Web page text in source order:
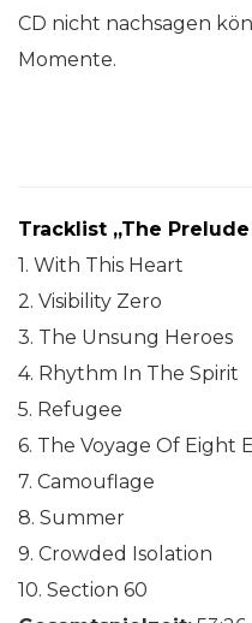
CD nicht nachsagen
Momente.
Tracklist „The
1. With This Heart
2. Visibility Zero
3. The Unsung Heroes
4. Rhythm In The Spirit
5. Refugee
6. The Voyage Of Eight
7. Camouflage
8. Summer
9. Crowded Isolation
10. Section 60